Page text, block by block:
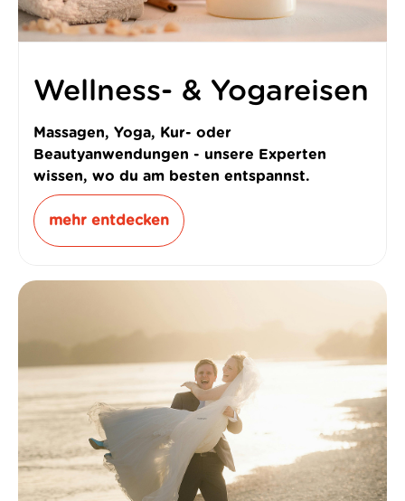
Wellness- & Yogareisen
Massagen, Yoga, Kur- oder
Beautyanwendungen - unsere Experten
wissen, wo du am besten entspannst.
mehr entdecken